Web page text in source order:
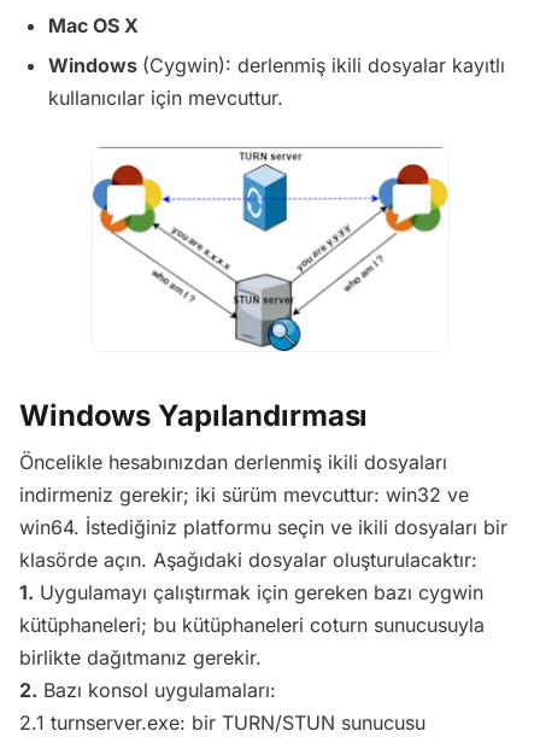
Mac OS X
Windows (Cygwin): derlenmiş ikili dosyalar kayıtlı
kullanıcılar için mevcuttur.
Windows Yapılandırması
Öncelikle hesabınızdan derlenmiş ikili dosyaları
indirmeniz gerekir; iki sürüm mevcuttur: win32 ve
win64. İstediğiniz platformu seçin ve ikili dosyaları bir
klasörde açın. Aşağıdaki dosyalar oluşturulacaktır:
1. Uygulamayı çalıştırmak için gereken bazı cygwin
kütüphaneleri; bu kütüphaneleri coturn sunucusuyla
birlikte dağıtmanız gerekir.
2. Bazı konsol uygulamaları:
2.1 turnserver.exe: bir TURN/STUN sunucusu